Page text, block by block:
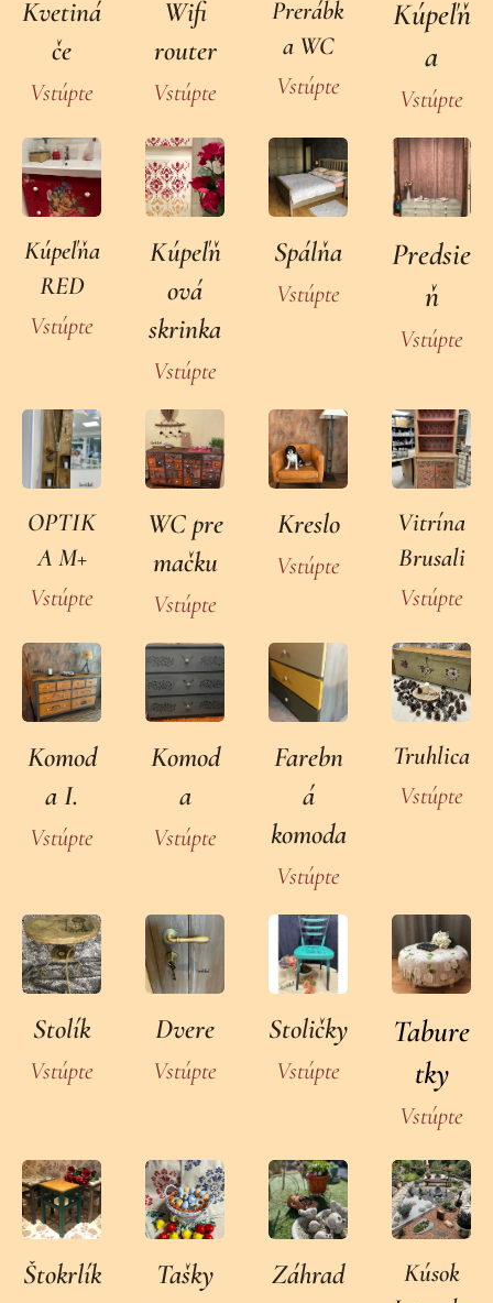
Kvetiná
če
Vstúpte
Wifi
router
Vstúpte
Prerábk
a WC
Vstúpte
Kúpeľň
a
Vstúpte
Kúpeľňa
RED
Vstúpte
Kúpeľň
ová
skrinka
Vstúpte
Spálňa
Vstúpte
Predsie
ň
Vstúpte
OPTIK
A M+
Vstúpte
WC pre
mačku
Vstúpte
Kreslo
Vstúpte
Vitrína
Brusali
Vstúpte
Komod
a I.
Vstúpte
Komod
a
Vstúpte
Farebn
á
komoda
Vstúpte
Truhlica
Vstúpte
Stolík
Vstúpte
Dvere
Vstúpte
Stoličky
Vstúpte
Tabure
tky
Vstúpte
Štokrlík
Tašky
Záhrad
Kúsok